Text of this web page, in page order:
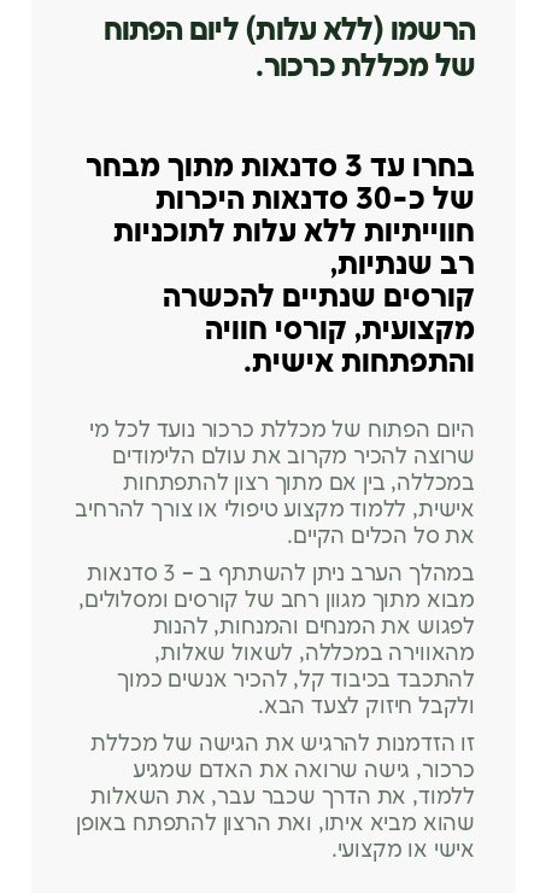
הרשמו (ללא עלות) ליום הפתוח
של מכללת כרכור.
בחרו עד 3 סדנאות מתוך מבחר
של כ-30 סדנאות היכרות
חווייתיות ללא עלות לתוכניות
רב שנתיות,
קורסים שנתיים להכשרה
מקצועית, קורסי חוויה
והתפתחות אישית.
היום הפתוח של מכללת כרכור נועד לכל מי
שרוצה להכיר מקרוב את עולם הלימודים
במכללה, בין אם מתוך רצון להתפתחות
אישית, ללמוד מקצוע טיפולי או צורך להרחיב
את סל הכלים הקיים.
במהלך הערב ניתן להשתתף ב – 3 סדנאות
מבוא מתוך מגוון רחב של קורסים ומסלולים,
לפגוש את המנחים והמנחות, להנות
מהאווירה במכללה, לשאול שאלות,
להתכבד בכיבוד קל, להכיר אנשים כמוך
ולקבל חיזוק לצעד הבא.
זו הזדמנות להרגיש את הגישה של מכללת
כרכור, גישה שרואה את האדם שמגיע
ללמוד, את הדרך שכבר עבר, את השאלות
שהוא מביא איתו, ואת הרצון להתפתח באופן
אישי או מקצועי.